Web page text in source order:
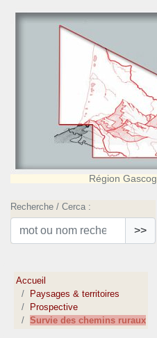
Région
Recherche / Cerca :
>>
Accueil
Paysages & territoires
Prospective
Survie des chemins ruraux